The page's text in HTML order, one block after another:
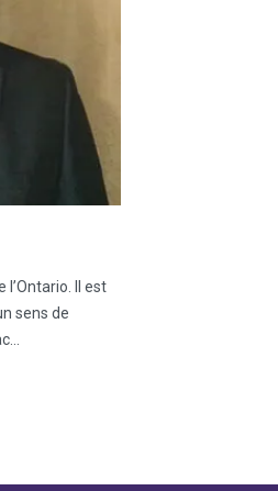
l’Ontario. Il est
sens de